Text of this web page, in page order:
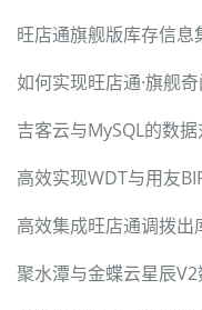
旺店通旗舰版库存信息
吉客云与MySQL的数
高效实现WDT与用友
高效集成旺店通调拨
聚水潭与金蝶云星辰